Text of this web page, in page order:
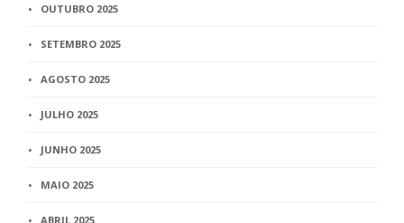
OUTUBRO 2025
SETEMBRO 2025
AGOSTO 2025
JULHO 2025
JUNHO 2025
MAIO 2025
ABRIL 2025